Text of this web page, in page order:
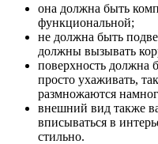
она должна быть
функциональной;
не должна быть
должны вызывать
поверхность должна
просто ухаживать,
размножаются
внешний вид также
вписываться в
стильно.